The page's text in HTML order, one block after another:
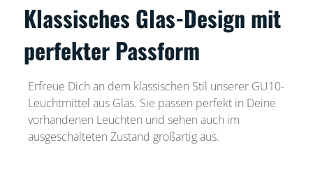
Klassisches Glas-Design mit
perfekter Passform
Erfreue Dich an dem klassischen Stil unserer GU10-
Leuchtmittel aus Glas. Sie passen perfekt in Deine
vorhandenen Leuchten und sehen auch im
ausgeschalteten Zustand großartig aus.